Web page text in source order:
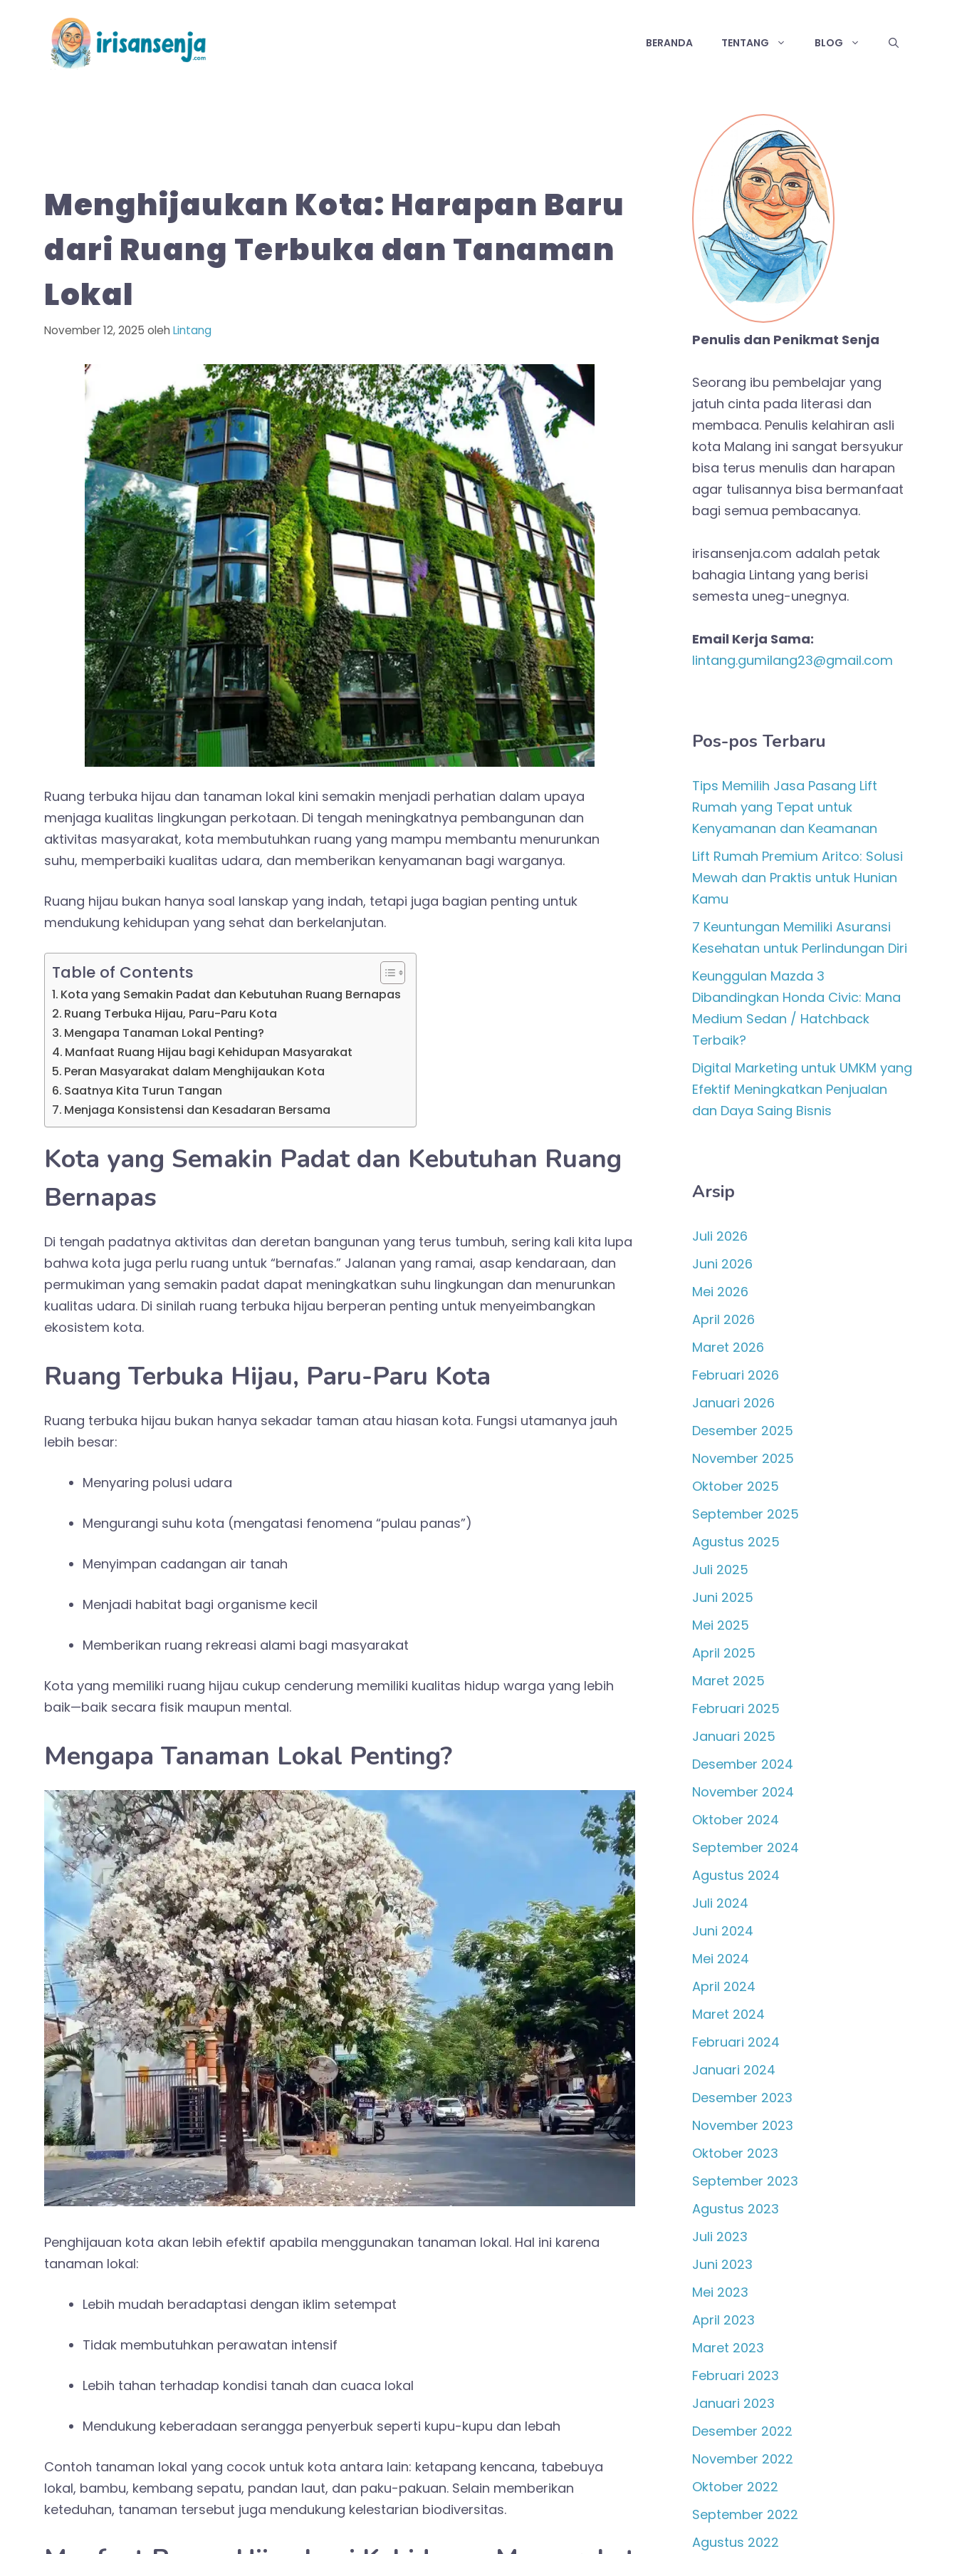
BERANDA TENTANG BLOG
Menghijaukan Kota: Harapan Baru
dari Ruang Terbuka dan Tanaman
Lokal
November 12, 2025 oleh Lintang
Ruang terbuka hijau dan tanaman lokal kini semakin menjadi perhatian dalam upaya
menjaga kualitas lingkungan perkotaan. Di tengah meningkatnya pembangunan dan
aktivitas masyarakat, kota membutuhkan ruang yang mampu membantu menurunkan
suhu, memperbaiki kualitas udara, dan memberikan kenyamanan bagi warganya.
Ruang hijau bukan hanya soal lanskap yang indah, tetapi juga bagian penting untuk
mendukung kehidupan yang sehat dan berkelanjutan.
Table of Contents
Kota yang Semakin Padat dan Kebutuhan Ruang Bernapas
Ruang Terbuka Hijau, Paru-Paru Kota
Mengapa Tanaman Lokal Penting?
Manfaat Ruang Hijau bagi Kehidupan Masyarakat
Peran Masyarakat dalam Menghijaukan Kota
Saatnya Kita Turun Tangan
Menjaga Konsistensi dan Kesadaran Bersama
Kota yang Semakin Padat dan Kebutuhan Ruang
Bernapas
Di tengah padatnya aktivitas dan deretan bangunan yang terus tumbuh, sering kali kita lupa
bahwa kota juga perlu ruang untuk “bernafas.” Jalanan yang ramai, asap kendaraan, dan
permukiman yang semakin padat dapat meningkatkan suhu lingkungan dan menurunkan
kualitas udara. Di sinilah ruang terbuka hijau berperan penting untuk menyeimbangkan
ekosistem kota.
Ruang Terbuka Hijau, Paru-Paru Kota
Ruang terbuka hijau bukan hanya sekadar taman atau hiasan kota. Fungsi utamanya jauh
lebih besar:
Menyaring polusi udara
Mengurangi suhu kota (mengatasi fenomena “pulau panas”)
Menyimpan cadangan air tanah
Menjadi habitat bagi organisme kecil
Memberikan ruang rekreasi alami bagi masyarakat
Kota yang memiliki ruang hijau cukup cenderung memiliki kualitas hidup warga yang lebih
baik—baik secara fisik maupun mental.
Mengapa Tanaman Lokal Penting?
Penghijauan kota akan lebih efektif apabila menggunakan tanaman lokal. Hal ini karena
tanaman lokal:
Lebih mudah beradaptasi dengan iklim setempat
Tidak membutuhkan perawatan intensif
Lebih tahan terhadap kondisi tanah dan cuaca lokal
Mendukung keberadaan serangga penyerbuk seperti kupu-kupu dan lebah
Contoh tanaman lokal yang cocok untuk kota antara lain: ketapang kencana, tabebuya
lokal, bambu, kembang sepatu, pandan laut, dan paku-pakuan. Selain memberikan
keteduhan, tanaman tersebut juga mendukung kelestarian biodiversitas.
Penulis dan Penikmat Senja
Seorang ibu pembelajar yang
jatuh cinta pada literasi dan
membaca. Penulis kelahiran asli
kota Malang ini sangat bersyukur
bisa terus menulis dan harapan
agar tulisannya bisa bermanfaat
bagi semua pembacanya.
irisansenja.com adalah petak
bahagia Lintang yang berisi
semesta uneg-unegnya.
Email Kerja Sama:
lintang.gumilang23@gmail.com
Pos-pos Terbaru
Tips Memilih Jasa Pasang Lift
Rumah yang Tepat untuk
Kenyamanan dan Keamanan
Lift Rumah Premium Aritco: Solusi
Mewah dan Praktis untuk Hunian
Kamu
7 Keuntungan Memiliki Asuransi
Kesehatan untuk Perlindungan Diri
Keunggulan Mazda 3
Dibandingkan Honda Civic: Mana
Medium Sedan / Hatchback
Terbaik?
Digital Marketing untuk UMKM yang
Efektif Meningkatkan Penjualan
dan Daya Saing Bisnis
Arsip
Juli 2026
Juni 2026
Mei 2026
April 2026
Maret 2026
Februari 2026
Januari 2026
Desember 2025
November 2025
Oktober 2025
September 2025
Agustus 2025
Juli 2025
Juni 2025
Mei 2025
April 2025
Maret 2025
Februari 2025
Januari 2025
Desember 2024
November 2024
Oktober 2024
September 2024
Agustus 2024
Juli 2024
Juni 2024
Mei 2024
April 2024
Maret 2024
Februari 2024
Januari 2024
Desember 2023
November 2023
Oktober 2023
September 2023
Agustus 2023
Juli 2023
Juni 2023
Mei 2023
April 2023
Maret 2023
Februari 2023
Januari 2023
Desember 2022
November 2022
Oktober 2022
September 2022
Agustus 2022